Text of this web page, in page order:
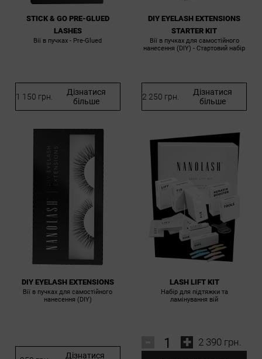
STICK & GO PRE-GLUED
LASHES
Вії в пучках - Pre-Glued
1 150 грн.
Дізнатися
більше
DIY EYELASH EXTENSIONS
STARTER KIT
Вії в пучках для самостійного
нанесення (DIY) - Стартовий набір
2 250 грн.
Дізнатися
більше
DIY EYELASH EXTENSIONS
Вії в пучках для самостійного
нанесення (DIY)
Дізнатися
LASH LIFT KIT
Набір для підтяжки та
ламінування вій
2 390 грн.
+